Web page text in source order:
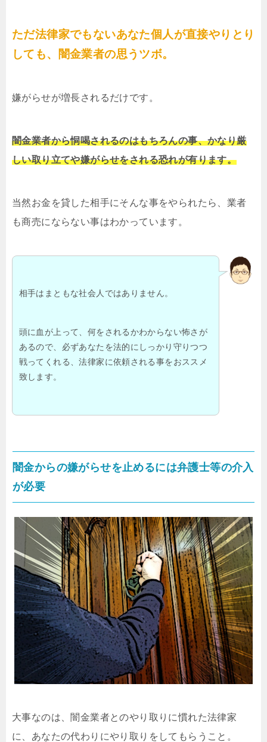
ただ法律家でもないあなた個人が直接やりとり
しても、闇金業者の思うツボ。
嫌がらせが増長されるだけです。
闇金業者から恫喝されるのはもちろんの事、かなり厳
しい取り立てや嫌がらせをされる恐れが有ります。
当然お金を貸した相手にそんな事をやられたら、業者
も商売にならない事はわかっています。
相手はまともな社会人ではありません。
頭に血が上って、何をされるかわからない怖さが
あるので、必ずあなたを法的にしっかり守りつつ
戦ってくれる、法律家に依頼される事をおススメ
致します。
闇金からの嫌がらせを止めるには弁護士等の介入
が必要
大事なのは、闇金業者とのやり取りに慣れた法律家
に、あなたの代わりにやり取りをしてもらうこと。